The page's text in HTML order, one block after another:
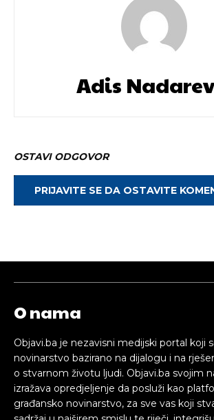
Adis
OSTAVI ODGOVOR
PRIJAVITE SE DA OSTAVITE
O nama
Objavi.ba je nezavisni medijski portal koji
novinarstvo bazirano na dijalogu i na
o stvarnom životu ljudi. Objavi.ba svojim
izražava opredjeljenje da posluži kao
građansko novinarstvo, za sve vas koji